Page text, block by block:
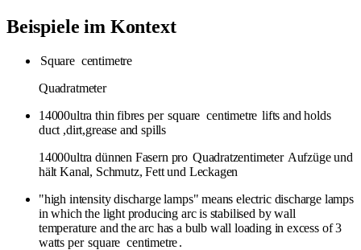
Beispiele im Kontext
Square centimetre
Quadratmeter
14000ultra thin fibres per square centimetre lifts and holds
duct ,dirt,grease and spills
14000ultra dünnen Fasern pro Quadratzentimeter Aufzüge und
hält Kanal, Schmutz, Fett und Leckagen
"high intensity discharge lamps" means electric discharge lamps
in which the light producing arc is stabilised by wall
temperature and the arc has a bulb wall loading in excess of 3
watts per square centimetre.